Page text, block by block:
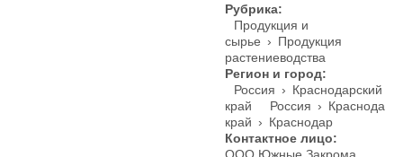
Рубрика:
Продукция и
сырье › Продукция
растениеводства
Регион и город:
Россия › Краснодарский
край
Россия ›
край › Краснодар
Контактное лицо:
ООО Южные Закрома